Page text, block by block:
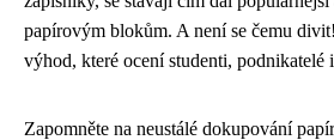
papírovým blokům. A není se čemu
výhod, které ocení studenti, podnikatelé
Zapomněte na neustálé dokupování